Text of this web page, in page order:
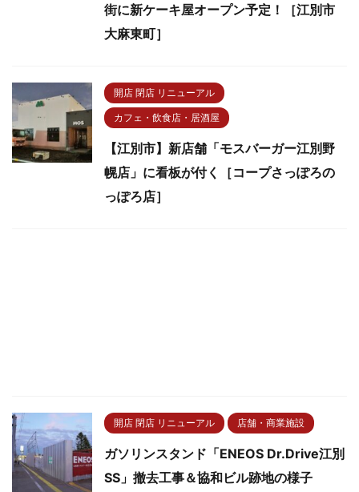
街に新ケーキ屋オープン予定！［江別市
大麻東町］
開店 閉店 リニューアル
カフェ・飲食店・居酒屋
【江別市】新店舗「モスバーガー江別野
幌店」に看板が付く［コープさっぽろの
っぽろ店］
開店 閉店 リニューアル 店舗・商業施設
ガソリンスタンド「ENEOS Dr.Drive江別
SS」撤去工事＆協和ビル跡地の様子